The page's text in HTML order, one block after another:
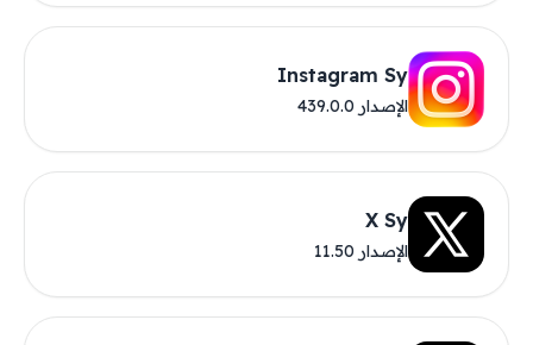
Instagram Sy
الإصدار 439.0.0
X Sy
الإصدار 11.50